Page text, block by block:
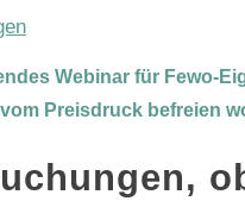
Webinar für Fewo-
Preisdruck befreien